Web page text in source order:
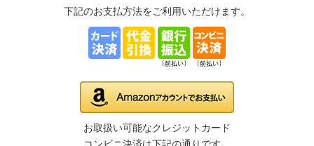
下記のお支払方法をご利用いただけます。
お取扱い可能なクレジットカード